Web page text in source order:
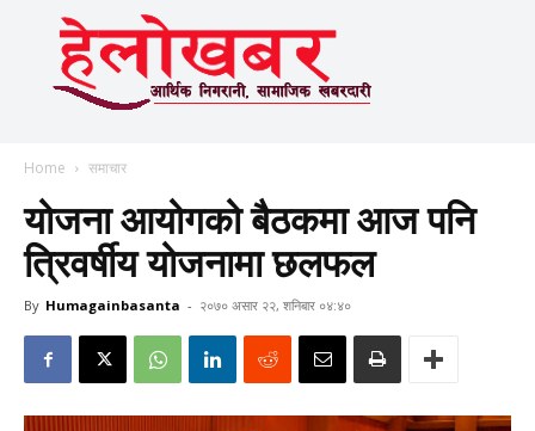
Home समाचार
योजना आयोगको बैठकमा आज पनि
त्रिवर्षीय योजनामा छलफल
By Humagainbasanta - २०७० असार २२, शनिबार ०४:४०